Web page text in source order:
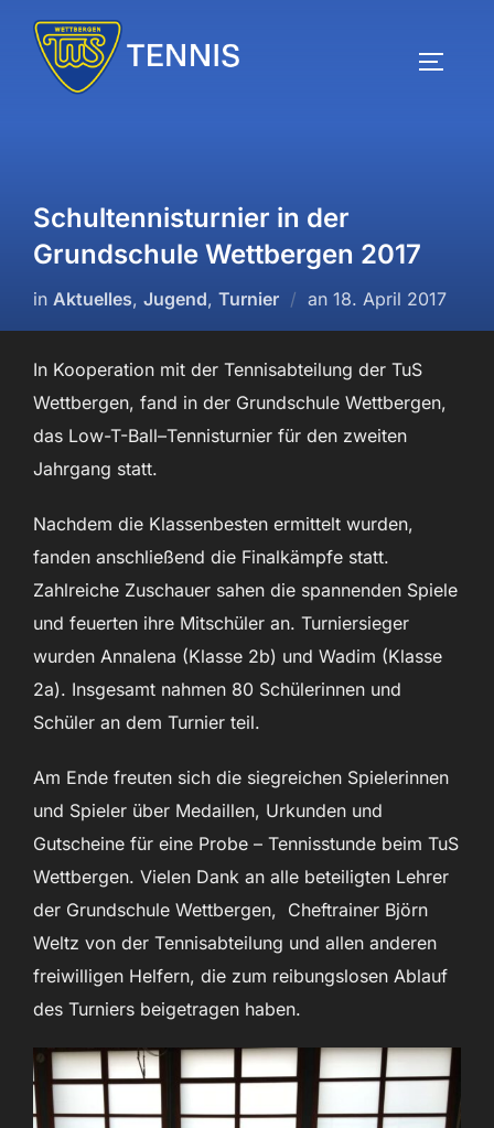
Inhalt
springen
Schultennisturnier in der
Grundschule Wettbergen 2017
in Aktuelles, Jugend, Turnier an Veröffentlicht
am
18. April 2017
In Kooperation mit der Tennisabteilung der TuS
Wettbergen, fand in der Grundschule Wettbergen,
das Low-T-Ball–Tennisturnier für den zweiten
Jahrgang statt.
Nachdem die Klassenbesten ermittelt wurden,
fanden anschließend die Finalkämpfe statt.
Zahlreiche Zuschauer sahen die spannenden Spiele
und feuerten ihre Mitschüler an. Turniersieger
wurden Annalena (Klasse 2b) und Wadim (Klasse
2a). Insgesamt nahmen 80 Schülerinnen und
Schüler an dem Turnier teil.
Am Ende freuten sich die siegreichen Spielerinnen
und Spieler über Medaillen, Urkunden und
Gutscheine für eine Probe – Tennisstunde beim TuS
Wettbergen. Vielen Dank an alle beteiligten Lehrer
der Grundschule Wettbergen, Cheftrainer Björn
Weltz von der Tennisabteilung und allen anderen
freiwilligen Helfern, die zum reibungslosen Ablauf
des Turniers beigetragen haben.